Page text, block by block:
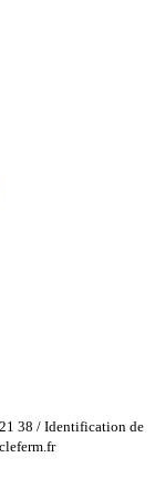
38 / Identification de